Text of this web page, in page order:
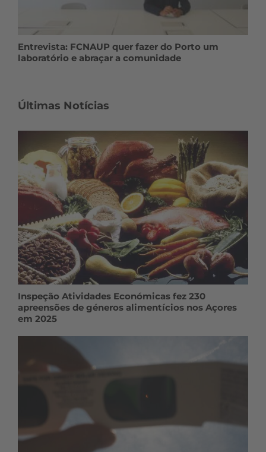
Entrevista: FCNAUP quer fazer do Porto um
laboratório e abraçar a comunidade
Últimas Notícias
Inspeção Atividades Económicas fez 230
apreensões de géneros alimentícios nos Açores
em 2025